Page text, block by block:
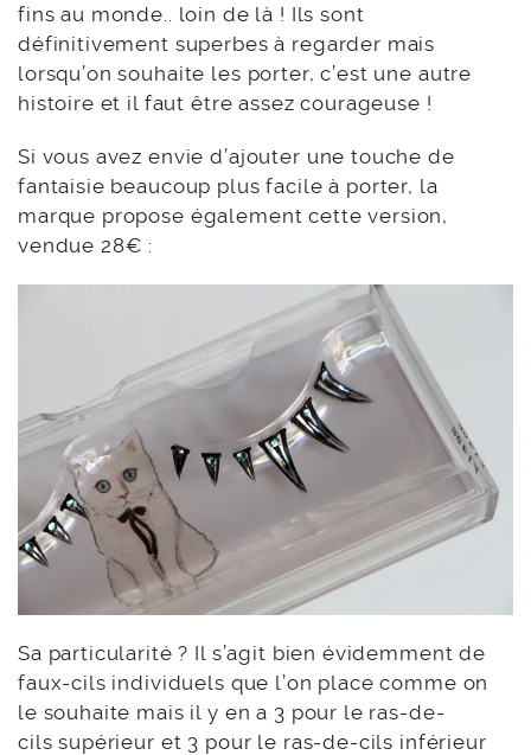
fins au monde.. loin de là ! Ils sont
définitivement superbes à regarder mais
lorsqu’on souhaite les porter, c’est une autre
histoire et il faut être assez courageuse !
Si vous avez envie d’ajouter une touche de
fantaisie beaucoup plus facile à porter, la
marque propose également cette version,
vendue 28€ :
Sa particularité ? Il s’agit bien évidemment de
faux-cils individuels que l’on place comme on
le souhaite mais il y en a 3 pour le ras-de-
cils supérieur et 3 pour le ras-de-cils inférieur